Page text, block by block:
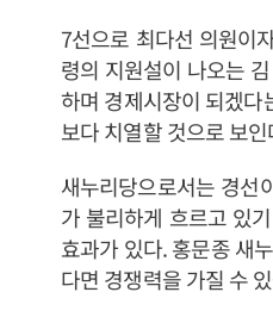
7선으로 최다선 의원이
령의 지원설이 나오는
하며 경제시장이 되겠다
보다 치열할 것으로 보인
새누리당으로서는 경선
가 불리하게 흐르고 있
효과가 있다. 홍문종 새
다면 경쟁력을 가질 수